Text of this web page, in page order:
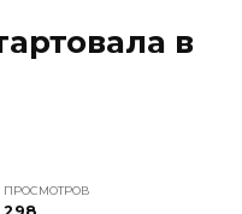
в
ПРОСМОТРОВ